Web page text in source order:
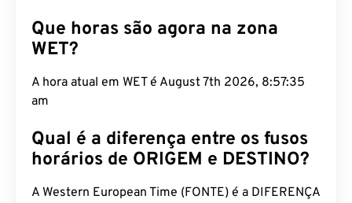
Que horas são agora na zona
WET?
A hora atual em WET é August 7th 2026, 8:57:36
am
Qual é a diferença entre os fusos
horários de ORIGEM e DESTINO?
A Western European Time (FONTE) é a DIFERENÇA